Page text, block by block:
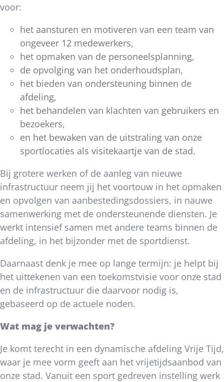
voor:
het aansturen en motiveren van een team van
ongeveer 12 medewerkers,
het opmaken van de personeelsplanning,
de opvolging van het onderhoudsplan,
het bieden van ondersteuning binnen de
afdeling,
het behandelen van klachten van gebruikers en
bezoekers,
en het bewaken van de uitstraling van onze
sportlocaties als visitekaartje van de stad.
Bij grotere werken of de aanleg van nieuwe
infrastructuur neem jij het voortouw in het opmaken
en opvolgen van aanbestedingsdossiers, in nauwe
samenwerking met de ondersteunende diensten. Je
werkt intensief samen met andere teams binnen de
afdeling, in het bijzonder met de sportdienst.
Daarnaast denk je mee op lange termijn: je helpt bij
het uittekenen van een toekomstvisie voor onze stad
en de infrastructuur die daarvoor nodig is,
gebaseerd op de actuele noden.
Wat mag je verwachten?
Je komt terecht in een dynamische afdeling Vrije Tijd,
waar je mee vorm geeft aan het vrijetijdsaanbod van
onze stad. Vanuit een sport gedreven instelling werk